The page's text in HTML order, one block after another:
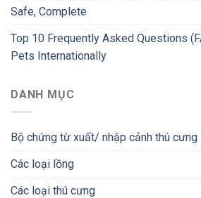
Safe, Complete
Top 10 Frequently Asked Questions
Pets Internationally
DANH MỤC
Bộ chứng từ xuất/ nhập cảnh thú cưng
Các loại lồng
Các loại thú cưng